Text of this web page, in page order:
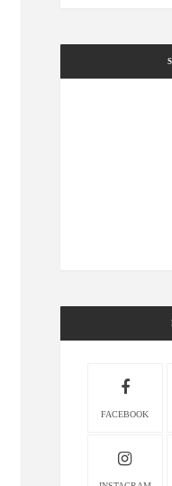
FACEBOOK